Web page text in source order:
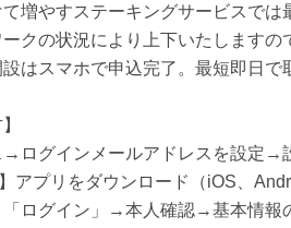
て増やすステーキングサービスでは
クの状況により上下いたしますの
設はスマホで申込完了。最短即日で
ログインメールアドレスを設定→
アプリをダウンロード（iOS、
ログイン」→本人確認→基本情